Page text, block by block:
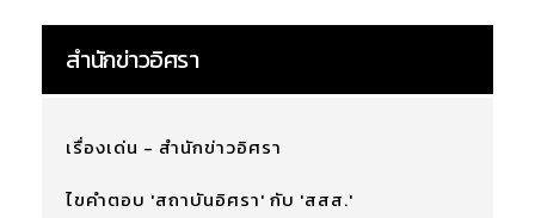
สำนักข่าวอิศรา
เรื่องเด่น - สำนักข่าวอิศรา
ไขคำตอบ 'สถาบันอิศรา' กับ 'สสส.'